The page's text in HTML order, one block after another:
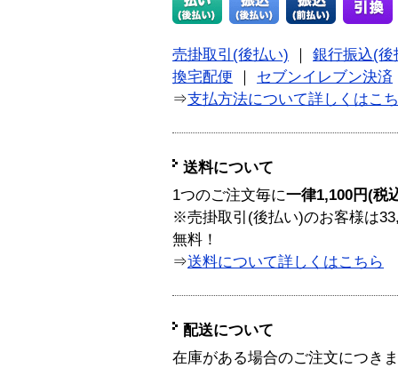
売掛取引(後払い)
銀行振込(後
換宅配便
セブンイレブン決済
⇒支払方法について詳しくはこ
送料について
1つのご注文毎に一律1,100円(税
※売掛取引(後払い)のお客様は
無料！
⇒送料について詳しくはこちら
配送について
在庫がある場合のご注文につき